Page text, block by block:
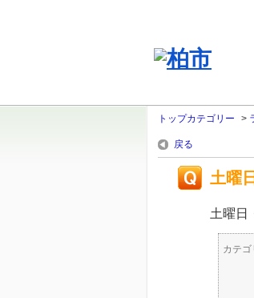
トップカテゴリー >
戻る
土曜
土曜日
カテゴ